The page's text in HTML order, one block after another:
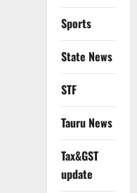
Sports
State News
STF
Tauru News
Tax&GST
update